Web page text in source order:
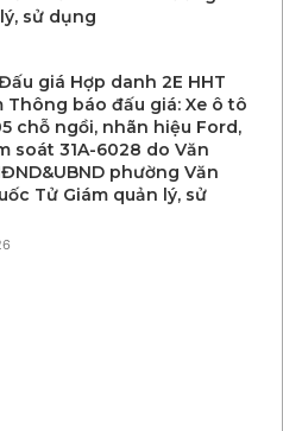
sử dụng
giá Hợp danh 2E HHT
Thông báo đấu giá: Xe ô tô
chỗ ngồi, nhãn hiệu Ford,
soát 31A-6028 do Văn
phường Văn
Tử Giám quản lý, sử